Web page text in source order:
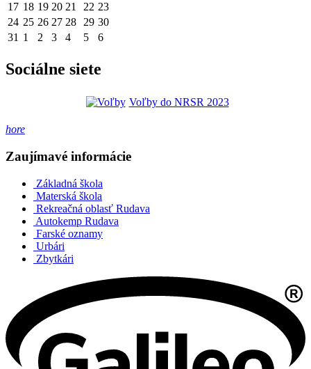
17 18 19 20 21 22 23
24 25 26 27 28 29 30
31 1 2 3 4 5 6
Sociálne siete
Voľby do NRSR 2023
hore
Zaujímavé informácie
Základná škola
Materská škola
Rekreačná oblasť Rudava
Autokemp Rudava
Farské oznamy
Urbári
Zbytkári